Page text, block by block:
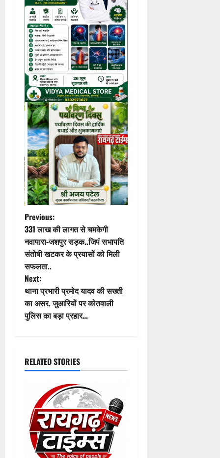
P
o
s
t
n
a
i
t
Previous:
331 लाख की लागत से चमकेगी
नवापारा-जशपुर सड़क..जिपं सभापति
संतोषी खटकर के प्रयासों को मिली
सफलता..
Next:
थाना प्रभारी प्रमोद यादव की सख्ती
का असर, जुआरियों पर कोतवाली
पुलिस का बड़ा प्रहार…
RELATED STORIES